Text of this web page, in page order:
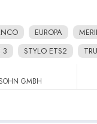
EUROPA
3 STYLO ETS2
GMBH